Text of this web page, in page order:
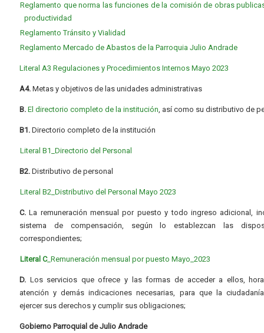
Reglamento que norma las funciones de la comisión de obras
productividad
Reglamento Tránsito y Vialidad
Reglamento Mercado de Abastos de la Parroquia Julio Andrade
Literal A3 Regulaciones y Procedimientos Internos Mayo 2023
A4. Metas y objetivos de las unidades administrativas
B. El directorio completo de la institución, así como su distributivo de
B1. Directorio completo de la institución
Literal B1_Directorio del Personal
B2. Distributivo de personal
Literal B2_Distributivo del Personal Mayo 2023
C. La remuneración mensual por puesto y todo ingreso adicional,
sistema de compensación, según lo establezcan las
correspondientes;
Literal C_Remuneración mensual por puesto Mayo_2023
D. Los servicios que ofrece y las formas de acceder a ellos,
atención y demás indicaciones necesarias, para que la
ejercer sus derechos y cumplir sus obligaciones;
Gobierno Parroquial de Julio Andrade